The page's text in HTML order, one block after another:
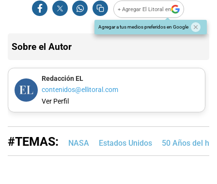
+ Agregar El Litoral en
Agregar a tus medios preferidos en Google
Sobre el Autor
Redacción EL
contenidos@ellitoral.com
Ver Perfil
#TEMAS: NASA Estados Unidos 50 Años del